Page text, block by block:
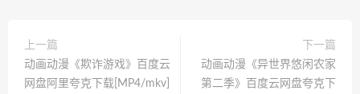
上一篇
动画动漫《欺诈游戏》百度云
网盘阿里夸克下载[MP4/mkv]
下一篇
动画动漫《异世界悠闲农家
第二季》百度云网盘夸克下